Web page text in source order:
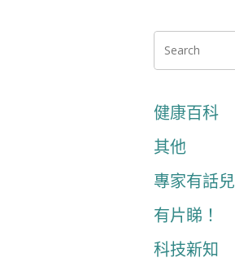
健康百科
其他
專家有話兒
有片睇！
科技新知